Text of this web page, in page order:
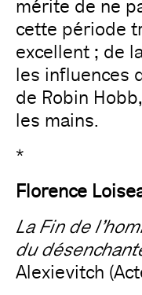
mérite de ne
cette période
excellent ; de
les influences
de Robin
les mains.
*
Florence
La Fin de
du
Alexievitch